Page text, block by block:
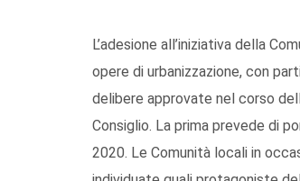
L’adesione all’iniziativa della
opere di urbanizzazione, con
delibere approvate nel corso
Consiglio. La prima prevede di
2020. Le Comunità locali in